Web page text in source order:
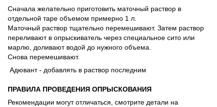
Сначала желательно приготовить маточный раствор в
отдельной таре объемом примерно 1 л.
Маточный раствор тщательно перемешивают. Затем раствор
переливают в опрыскиватель через специальное сито или
марлю, доливают водой до нужного объема.
Снова перемешивают.
Адювант - добавлять в раствор последним
ПРАВИЛА ПРОВЕДЕНИЯ ОПРЫСКОВАНИЯ
Рекомендации могут отличаться, смотрите детали на